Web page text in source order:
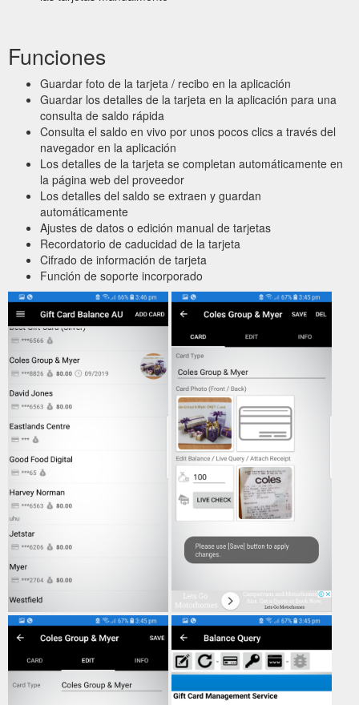
Funciones
Guardar foto de la tarjeta / recibo en la aplicación
Guardar los detalles de la tarjeta en la aplicación para una
consulta de saldo rápida
Consulta el saldo en vivo por unos pocos clics a través del
navegador en la aplicación
Los detalles de la tarjeta se completan automáticamente en
la página web del proveedor
Los detalles del saldo se extraen y guardan
automáticamente
Ajustes de datos o edición manual de tarjetas
Recordatorio de caducidad de la tarjeta
Cifrado de información de tarjeta
Función de soporte incorporado